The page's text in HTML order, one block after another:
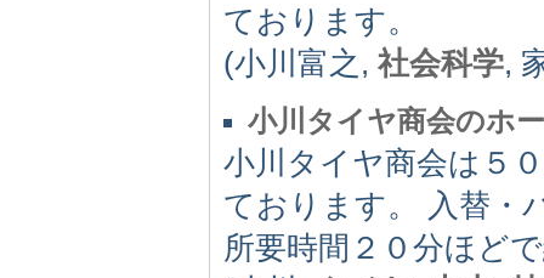
ております。
(小川富之, 社会科学,
小川タイヤ商会のホ
小川タイヤ商会は５
ております。 入替・
所要時間２０分ほど